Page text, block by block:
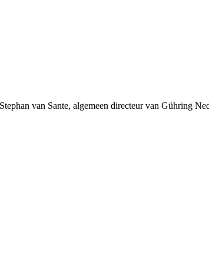
van Sante, algemeen directeur van Gühring